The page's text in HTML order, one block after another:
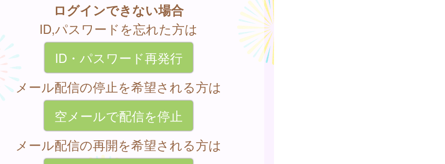
ログインできない場合
ID,パスワードを忘れた方は
ID・パスワード再発行
メール配信の停止を希望される方は
空メールで配信を停止
メール配信の再開を希望される方は